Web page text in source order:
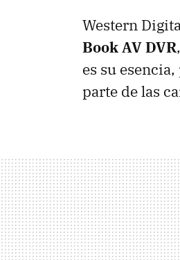
Western
Book AV DVR
es su
parte de las